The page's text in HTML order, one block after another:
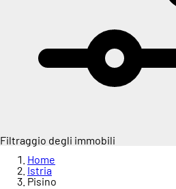
Filtraggio degli immobili
Home
Istria
Pisino